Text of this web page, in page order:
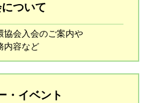
ついて
協会入会のご案内や
内容など
・イベント